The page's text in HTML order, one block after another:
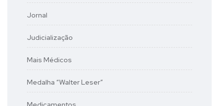
Jornal
Judicialização
Mais Médicos
Medalha “Walter Leser”